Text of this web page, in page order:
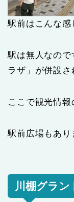
駅前はこんな感
駅は無人なの
ラザ」が併設さ
ここで観光情報
駅前広場もあり
川棚グラン